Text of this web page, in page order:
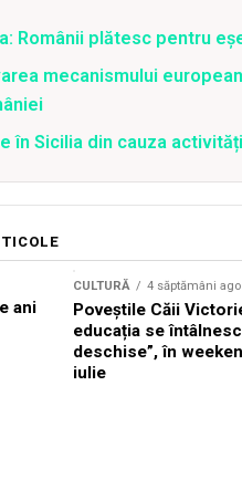
Românii plătesc pentru
mecanismului
în Sicilia din cauza
ani
CULTURĂ 4 săptămâni ago
Poveștile Căii
educația se
deschise”, în
iulie